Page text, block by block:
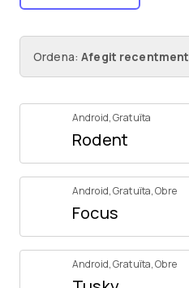
Ordena:Afegit recentment
Android,Gratuïta
Rodent
Android,Gratuïta,Obre
Focus
Android,Gratuïta,Obre